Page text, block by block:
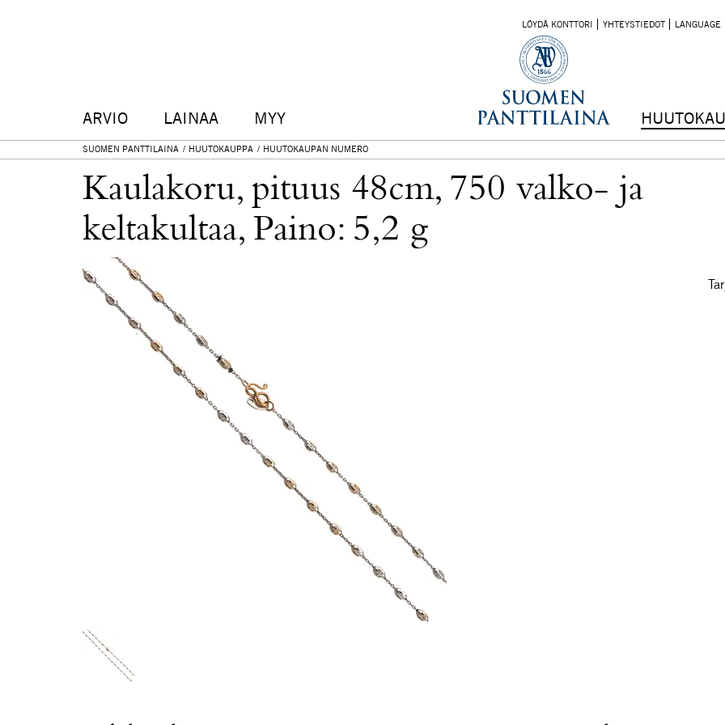
LÖYDÄ KONTTORI YHTEYSTIEDOT LANGUAGE
ARVIO LAINAA MYY
SUOMEN PANTTILAINA HUUTOKAUPPA HUUTOKAUPAN NUMERO
Kaulakoru, pituus 48cm, 750 valko- ja
keltakultaa, Paino: 5,2 g